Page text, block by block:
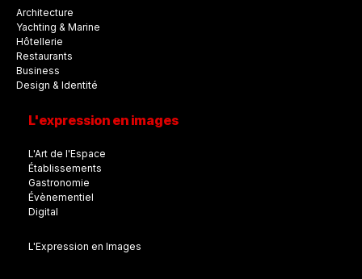
Architecture
Yachting & Marine
Hôtellerie
Restaurants
Business
Design & Identité
L'expression en images
L'Art de l'Espace
Établissements
Gastronomie
Évènementiel
Digital
L'Expression en Images